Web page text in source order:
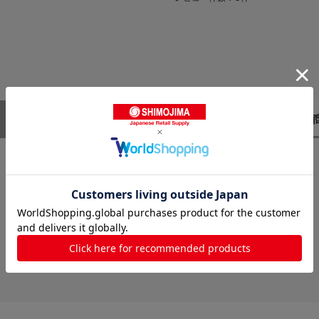
レビューはありません。